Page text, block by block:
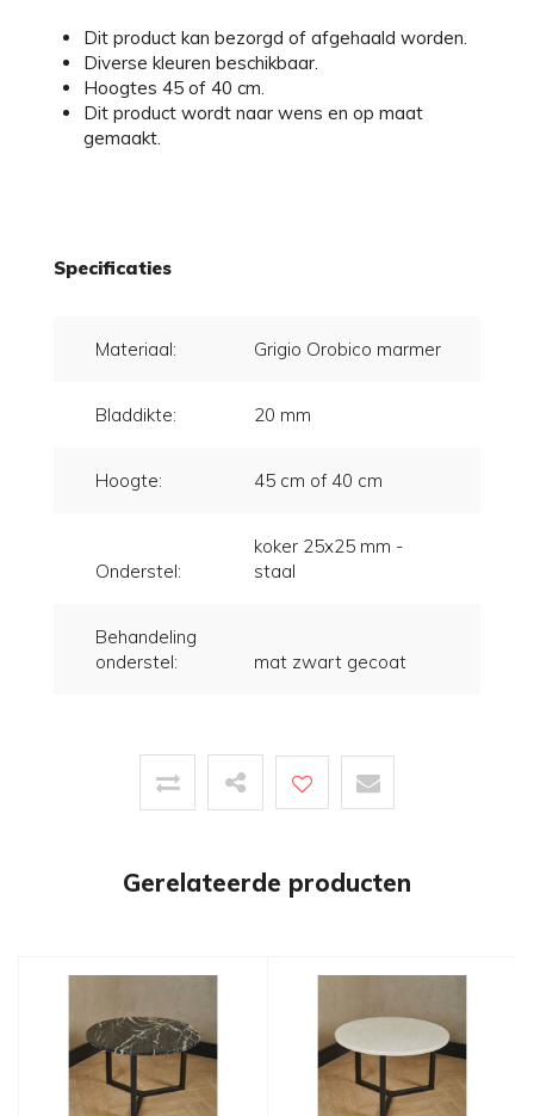
Dit product kan bezorgd of afgehaald worden.
Diverse kleuren beschikbaar.
Hoogtes 45 of 40 cm.
Dit product wordt naar wens en op maat
gemaakt.
Specificaties
Materiaal: Grigio Orobico marmer
Bladdikte: 20 mm
Hoogte: 45 cm of 40 cm
Onderstel:
koker 25x25 mm -
staal
Behandeling
onderstel:
mat zwart gecoat
Gerelateerde producten